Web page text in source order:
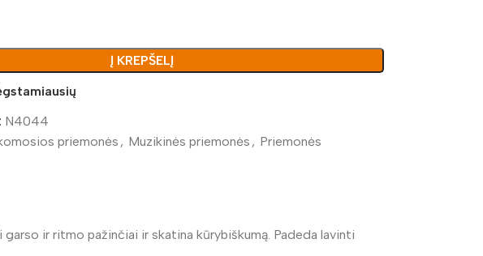
Į KREPŠELĮ
N4044
priemonės , Muzikinės priemonės , Priemonės
ir ritmo pažinčiai ir skatina kūrybiškumą. Padeda lavinti